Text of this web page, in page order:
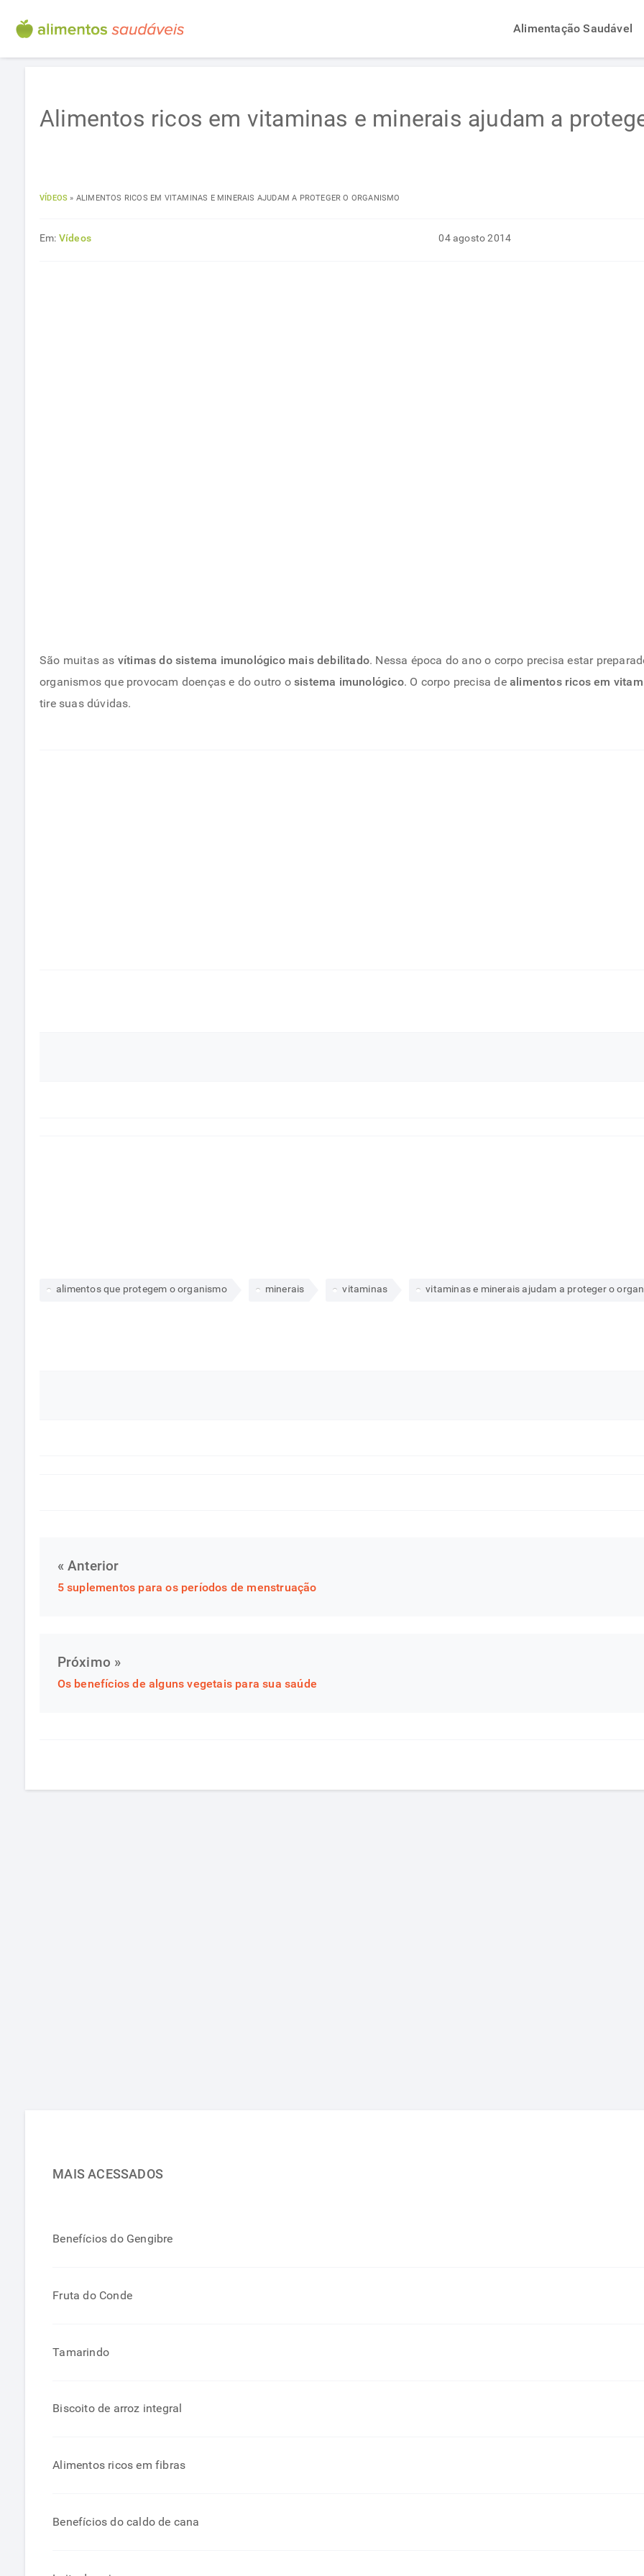
Alimentação Saudável
Alimentos ricos em vitaminas e minerais ajudam a
VÍDEOS » ALIMENTOS RICOS EM VITAMINAS E MINERAIS AJUDAM A PROTEGER O ORGANISMO
Em: Vídeos 04 agosto 2014
São muitas as vítimas do sistema imunológico mais debilitado. Nessa época do ano o corpo precisa estar
organismos que provocam doenças e do outro osistema imunológico. O corpo precisa dealimentos ricos em
tire suas dúvidas.
alimentos que protegem o organismo minerais vitaminas vitaminas e minerais ajudam a proteger o
« Anterior
5 suplementos para os períodos de menstruação
Próximo »
Os benefícios de alguns vegetais para sua saúde
MAIS ACESSADOS
Benefícios do Gengibre
Fruta do Conde
Tamarindo
Biscoito de arroz integral
Alimentos ricos em fibras
Benefícios do caldo de cana